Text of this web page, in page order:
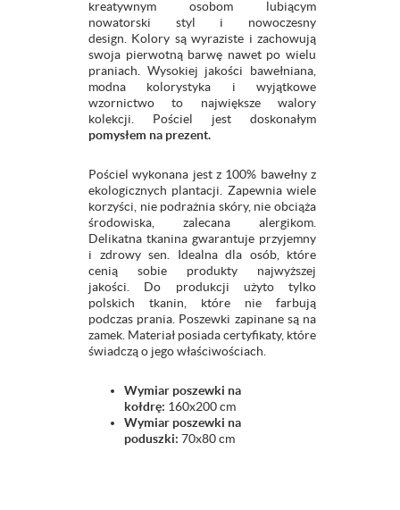
kreatywnym osobom lubiącym
nowatorski styl i nowoczesny
design. Kolory są wyraziste i zachowują
swoja pierwotną barwę nawet po wielu
praniach. Wysokiej jakości bawełniana,
modna kolorystyka i wyjątkowe
wzornictwo to największe walory
kolekcji. Pościel jest doskonałym
pomysłem na prezent.
Pościel wykonana jest z 100% bawełny z
ekologicznych plantacji. Zapewnia wiele
korzyści, nie podrażnia skóry, nie obciąża
środowiska, zalecana alergikom.
Delikatna tkanina gwarantuje przyjemny
i zdrowy sen. Idealna dla osób, które
cenią sobie produkty najwyższej
jakości. Do produkcji użyto tylko
polskich tkanin, które nie farbują
podczas prania. Poszewki zapinane są na
zamek. Materiał posiada certyfikaty, które
świadczą o jego właściwościach.
Wymiar poszewki na
kołdrę: 160x200 cm
Wymiar poszewki na
poduszki: 70x80 cm